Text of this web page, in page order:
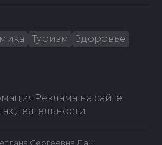
Туризм
Здоровье
Реклама на сайте
деятельности
Сергеевна Лач